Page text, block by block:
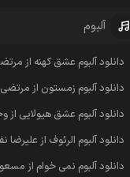
آلبوم
دانلود آلبوم عشق کهنه از
دانلود آلبوم زمستون از
دانلود آلبوم عشق هیولایی از
دانلود آلبوم الرئوف از علیرضا
دانلود آلبوم نمی خوام از